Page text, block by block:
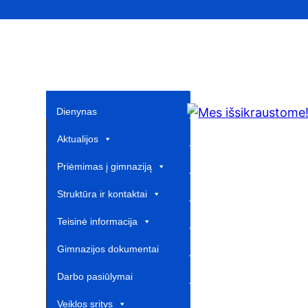
Dienynas
Aktualijos
Priėmimas į gimnaziją
Struktūra ir kontaktai
Teisinė informacija
Gimnazijos dokumentai
Darbo pasiūlymai
Veiklos sritys